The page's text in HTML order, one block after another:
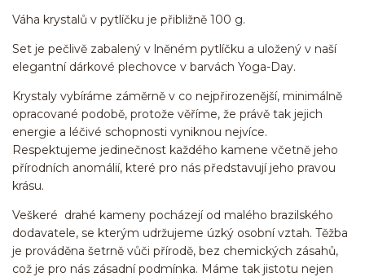
Váha krystalů v pytlíčku je přibližně 100 g.
Set je pečlivě zabalený v lněném pytlíčku a uložený v naší
elegantní dárkové plechovce v barvách Yoga-Day.
Krystaly vybíráme záměrně v co nejpřirozenější, minimálně
opracované podobě, protože věříme, že právě tak jejich
energie a léčivé schopnosti vyniknou nejvíce.
Respektujeme jedinečnost každého kamene včetně jeho
přírodních anomálií, které pro nás představují jeho pravou
krásu.
Veškeré drahé kameny pocházejí od malého brazilského
dodavatele, se kterým udržujeme úzký osobní vztah. Těžba
je prováděna šetrně vůči přírodě, bez chemických zásahů,
což je pro nás zásadní podmínka. Máme tak jistotu nejen